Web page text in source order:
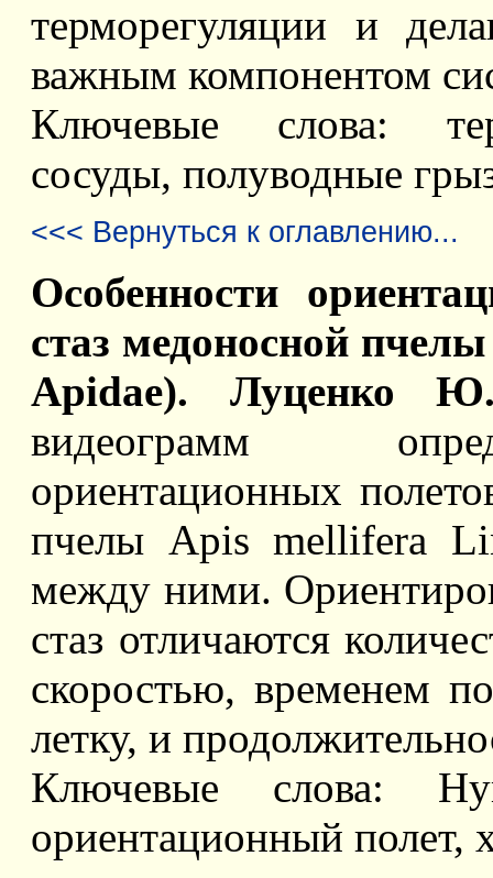
терморегуляции и
важным компонентом
Ключевые слова:
сосуды, полуводные
<<< Вернуться к оглавлению...
Oсобенности
стаз медоносной
Apidae). Луценко
видеограмм
ориентационных
пчелы Apis mellifera
между ними.
стаз отличаются
скоростью, временем
летку, и
Ключевые слова:
ориентационный полет,